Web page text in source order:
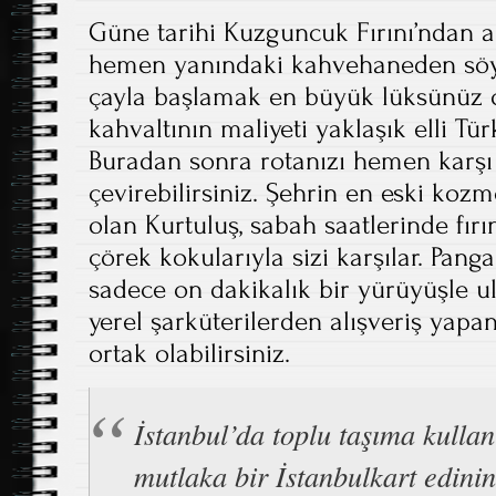
Güne tarihi Kuzguncuk Fırını’ndan
hemen yanındaki kahvehaneden
çayla başlamak en büyük lüksünüz
kahvaltının maliyeti yaklaşık elli
Buradan sonra rotanızı hemen
çevirebilirsiniz. Şehrin en eski
olan Kurtuluş, sabah saatlerinde
çörek kokularıyla sizi karşılar.
sadece on dakikalık bir yürüyüşle
yerel şarküterilerden alışveriş
ortak olabilirsiniz.
İstanbul’da toplu taşıma
mutlaka bir İstanbulkart